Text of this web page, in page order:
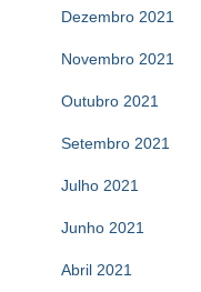
Dezembro 2021
Novembro 2021
Outubro 2021
Setembro 2021
Julho 2021
Junho 2021
Abril 2021